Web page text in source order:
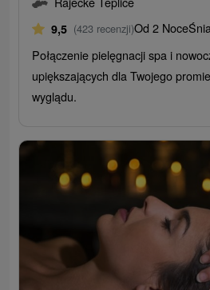
9,5 (423 recenzji)Od 2 Noce
Połączenie pielęgnacji spa i
upiększających dla Twojego
wyglądu.